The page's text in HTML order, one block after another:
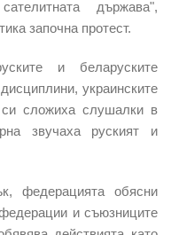
държава",
започна протест.
и беларуските
украинските
си сложиха слушалки в
звучаха руският и
федерацията обясни
и съюзниците